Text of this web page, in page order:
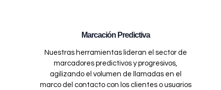
Marcación Predictiva
Nuestras herramientas lideran el sector de
marcadores predictivos y progresivos,
agilizando el volumen de llamadas en el
marco del contacto con los clientes o usuarios